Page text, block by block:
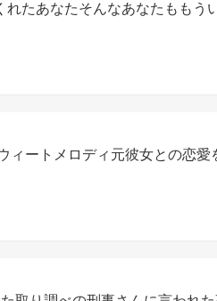
たあなたそんなあなたももう
ートメロディ元彼女との恋愛